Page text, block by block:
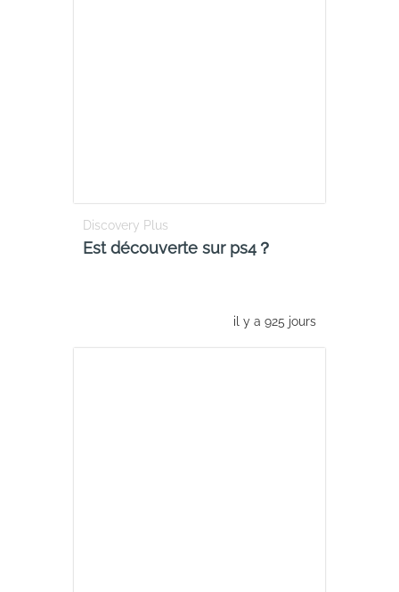
Discovery Plus
Est découverte sur ps4？
il y a 925 jours